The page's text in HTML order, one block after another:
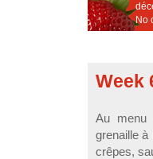
No
Week
Au menu
grenaille à
crêpes,